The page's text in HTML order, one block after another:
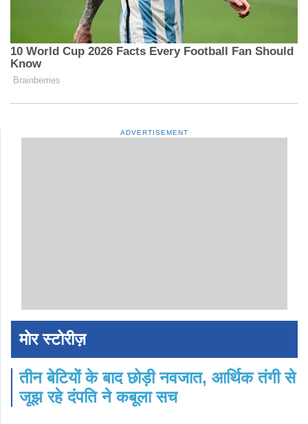
ADVERTISEMENT
मोर स्टोरीज़
तीन बेटियों के बाद छोड़ी नवजात, आर्थिक तंगी से
जूझ रहे दंपति ने कबूला सच